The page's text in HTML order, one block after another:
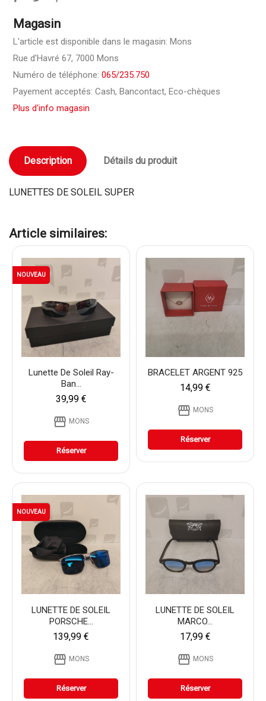
Magasin
L'article est disponible dans le magasin: Mons
Rue d'Havré 67, 7000 Mons
Numéro de téléphone:065/235.750
Payement acceptés: Cash, Bancontact, Eco-chèques
Plus d'info magasin
Description Détails du produit
LUNETTES DE SOLEIL SUPER
Article similaires:
Lunette De Soleil Ray-
Ban...
39,99 €
storefront MONS
Réserver
NOUVEAU
BRACELET ARGENT 925
14,99 €
storefront MONS
Réserver
LUNETTE DE SOLEIL
PORSCHE...
139,99 €
storefront MONS
Réserver
NOUVEAU
LUNETTE DE SOLEIL
MARCO...
17,99 €
storefront MONS
Réserver